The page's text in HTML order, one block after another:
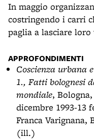
In maggio
costringendo i carri
paglia a lasciare
APPROFONDIMENTI
Coscienza urbana
1., Fatti bolognesi
mondiale,
dicembre 1993-13
Franca Varignana,
(ill.)